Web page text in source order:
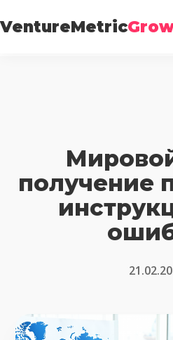
VentureMetric
получение